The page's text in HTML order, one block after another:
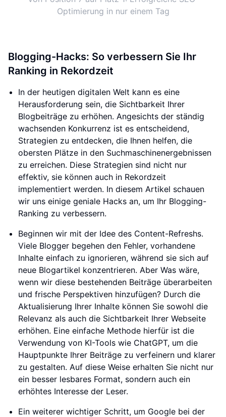
Optimierung in nur einem Tag
Blogging-Hacks: So verbessern Sie Ihr
Ranking in Rekordzeit
In der heutigen digitalen Welt kann es eine
Herausforderung sein, die Sichtbarkeit Ihrer
Blogbeiträge zu erhöhen. Angesichts der ständig
wachsenden Konkurrenz ist es entscheidend,
Strategien zu entdecken, die Ihnen helfen, die
obersten Plätze in den Suchmaschinenergebnissen
zu erreichen. Diese Strategien sind nicht nur
effektiv, sie können auch in Rekordzeit
implementiert werden. In diesem Artikel schauen
wir uns einige geniale Hacks an, um Ihr Blogging-
Ranking zu verbessern.
Beginnen wir mit der Idee des Content-Refreshs.
Viele Blogger begehen den Fehler, vorhandene
Inhalte einfach zu ignorieren, während sie sich auf
neue Blogartikel konzentrieren. Aber Was wäre,
wenn wir diese bestehenden Beiträge überarbeiten
und frische Perspektiven hinzufügen? Durch die
Aktualisierung Ihrer Inhalte können Sie sowohl die
Relevanz als auch die Sichtbarkeit Ihrer Webseite
erhöhen. Eine einfache Methode hierfür ist die
Verwendung von KI-Tools wie ChatGPT, um die
Hauptpunkte Ihrer Beiträge zu verfeinern und klarer
zu gestalten. Auf diese Weise erhalten Sie nicht nur
ein besser lesbares Format, sondern auch ein
erhöhtes Interesse der Leser.
Ein weiterer wichtiger Schritt, um Google bei der